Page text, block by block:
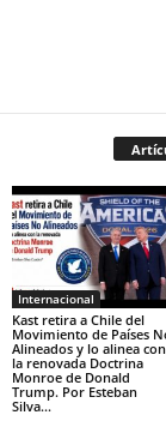
Internacional
Kast retira a Chile del
Movimiento de Países
Alineados y lo alinea con
la renovada Doctrina
Monroe de Donald
Trump. Por Esteban
Silva...